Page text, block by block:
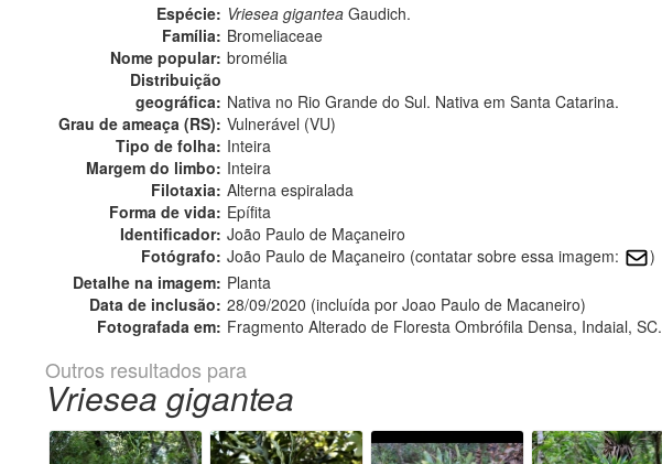
Espécie: Vriesea gigantea Gaudich.
Família: Bromeliaceae
Nome popular: bromélia
Distribuição
geográfica: Nativa no Rio Grande do Sul. Nativa em Santa Catarina.
Grau de ameaça (RS): Vulnerável (VU)
Tipo de folha: Inteira
Margem do limbo: Inteira
Filotaxia: Alterna espiralada
Forma de vida: Epífita
Identificador: João Paulo de Maçaneiro
Fotógrafo: João Paulo de Maçaneiro (contatar sobre essa imagem:
)
Detalhe na imagem: Planta
Data de inclusão: 28/09/2020 (incluída por Joao Paulo de Macaneiro)
Fotografada em: Fragmento Alterado de Floresta Ombrófila Densa, Indaial, SC.
Outros resultados para
Vriesea gigantea